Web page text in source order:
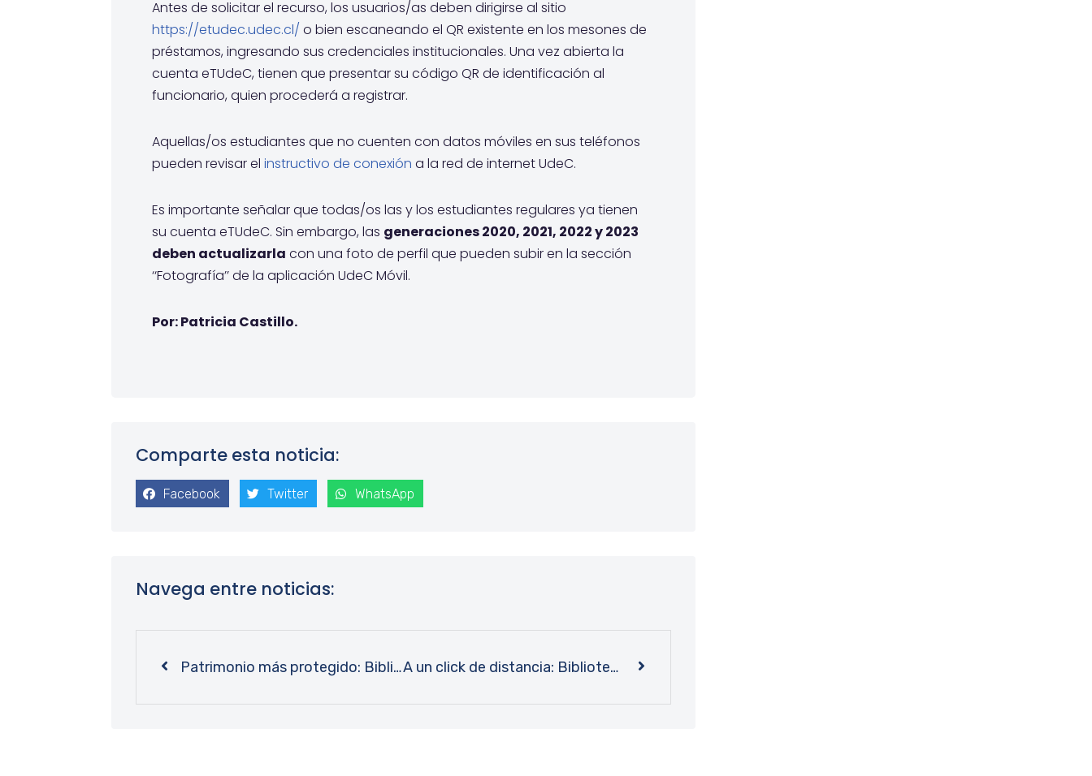
Antes de solicitar el recurso, los usuarios/as deben dirigirse al sitio
https://etudec.udec.cl/ o bien escaneando el QR existente en los mesones de
préstamos, ingresando sus credenciales institucionales. Una vez abierta la
cuenta eTUdeC, tienen que presentar su código QR de identificación al
funcionario, quien procederá a registrar.
Aquellas/os estudiantes que no cuenten con datos móviles en sus teléfonos
pueden revisar el instructivo de conexión a la red de internet UdeC.
Es importante señalar que todas/os las y los estudiantes regulares ya tienen
su cuenta eTUdeC. Sin embargo, las generaciones 2020, 2021, 2022 y 2023
deben actualizarla con una foto de perfil que pueden subir en la sección
‘‘Fotografía’’ de la aplicación UdeC Móvil.
Por: Patricia Castillo.
Comparte esta noticia:
Facebook Twitter WhatsApp
Navega entre noticias:
Patrimonio más protegido: Bibliotecas UdeC reinaugura oficialmente emblemática Sala Chile A un click de distancia: Bibliotecas UdeC incorpora estándar pionero en América Latina para la descripción de recursos